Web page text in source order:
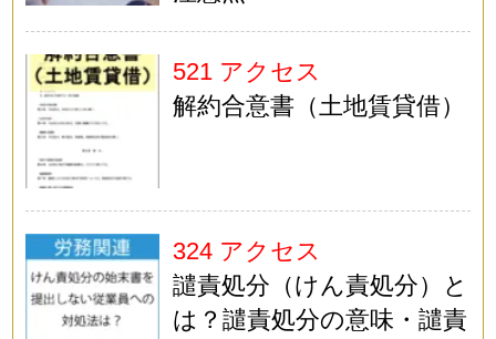
521 アクセス
解約合意書（土地賃貸借）
324 アクセス
譴責処分（けん責処分）と
は？譴責処分の意味・譴責